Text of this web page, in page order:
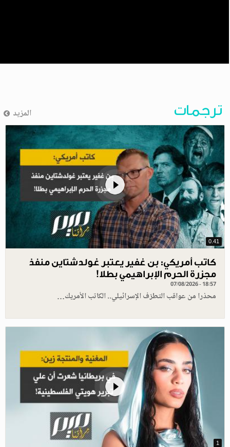
ترجمات المزيد
0.41
كاتب أمريكي: بن غفير يعتبر غولدشتاين منفذ
مجزرة الحرم الإبراهيمي بطلا!
07/08/2026 - 18:57
محذرا من عواقب التطرّف الإسرائيلي.. الكاتب الأمريك…
1